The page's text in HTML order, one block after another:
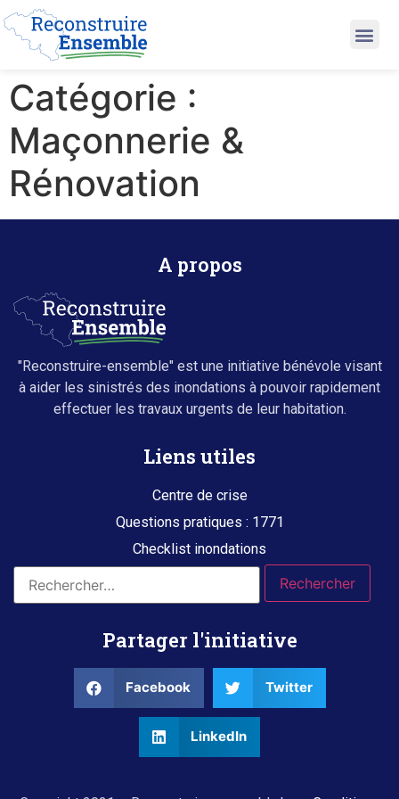
Catégorie :
Maçonnerie &
Rénovation
A propos
"Reconstruire-ensemble" est une initiative bénévole visant
à aider les sinistrés des inondations à pouvoir rapidement
effectuer les travaux urgents de leur habitation.
Liens utiles
Centre de crise
Questions pratiques : 1771
Checklist inondations
Partager l'initiative
Facebook Twitter
LinkedIn